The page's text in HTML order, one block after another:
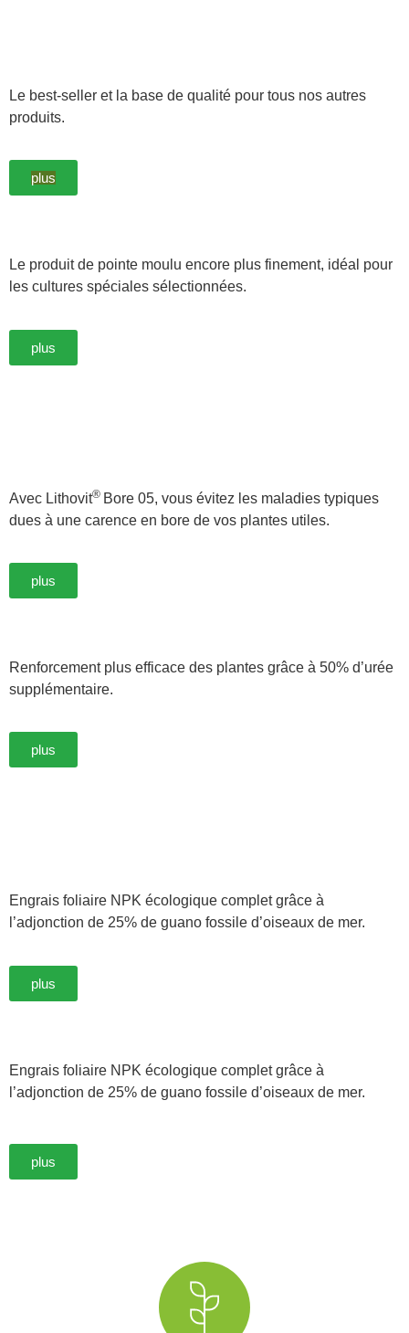
Le best-seller et la base de qualité pour tous nos autres
produits.
plus
Le produit de pointe moulu encore plus finement, idéal pour
les cultures spéciales sélectionnées.
plus
Avec Lithovit® Bore 05, vous évitez les maladies typiques
dues à une carence en bore de vos plantes utiles.
plus
Renforcement plus efficace des plantes grâce à 50% d’urée
supplémentaire.
plus
Engrais foliaire NPK écologique complet grâce à
l’adjonction de 25% de guano fossile d’oiseaux de mer.
plus
Engrais foliaire NPK écologique complet grâce à
l’adjonction de 25% de guano fossile d’oiseaux de mer.
plus